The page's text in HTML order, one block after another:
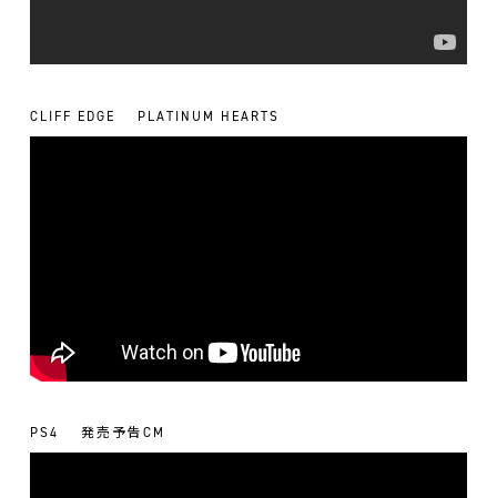
CLIFF EDGE PLATINUM HEARTS
PS4 発売予告CM